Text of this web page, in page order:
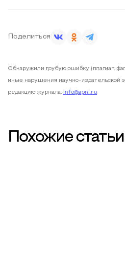
Поделиться
Обнаружили грубую ошибку (плагиат,
иные нарушения научно-издательской
редакцию журнала: info@apni.ru
Похожие статьи